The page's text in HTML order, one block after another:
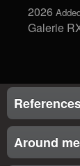
2026
Galerie
Around me